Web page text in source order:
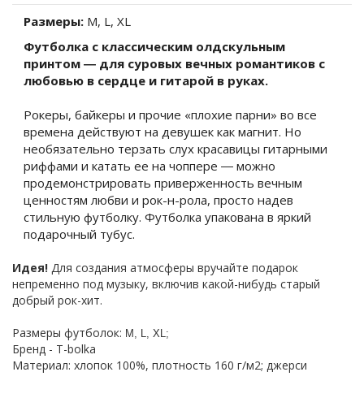
Размеры: M, L, XL
Футболка с классическим олдскульным
принтом ― для суровых вечных романтиков с
любовью в сердце и гитарой в руках.
Рокеры, байкеры и прочие «плохие парни» во все
времена действуют на девушек как магнит. Но
необязательно терзать слух красавицы гитарными
риффами и катать ее на чоппере ― можно
продемонстрировать приверженность вечным
ценностям любви и рок-н-рола, просто надев
стильную футболку. Футболка упакована в яркий
подарочный тубус.
Идея! Для создания атмосферы вручайте подарок
непременно под музыку, включив какой-нибудь старый
добрый рок-хит.
Размеры футболок: M, L, XL;
Бренд - T-bolka
Материал: хлопок 100%, плотность 160 г/м2; джерси